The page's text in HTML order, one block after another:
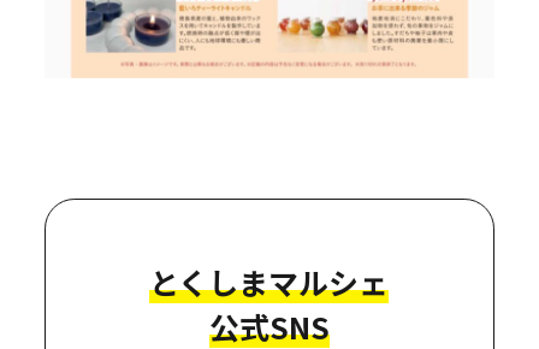
とくしまマルシェ
公式SNS